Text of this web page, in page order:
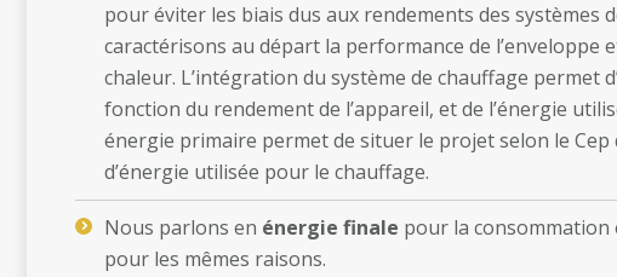
pour éviter les biais dus aux rendements des systèmes
caractérisons au départ la performance de l’enveloppe
chaleur. L’intégration du système de chauffage permet
fonction du rendement de l’appareil, et de l’énergie
énergie primaire permet de situer le projet selon le Cep
d’énergie utilisée pour le chauffage.
Nous parlons en énergie finale pour la consommation
pour les mêmes raisons.